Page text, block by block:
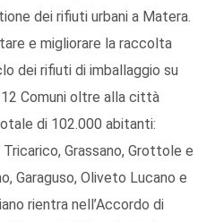
dei rifiuti urbani a Matera.
e migliorare la raccolta
dei rifiuti di imballaggio su
Comuni oltre alla città
di 102.000 abitanti:
Tricarico, Grassano, Grottole e
Garaguso, Oliveto Lucano e
rientra nell’Accordo di